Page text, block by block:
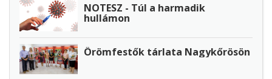
NOTESZ - Túl a harmadik
hullámon
Örömfestők tárlata Nagykőrösön